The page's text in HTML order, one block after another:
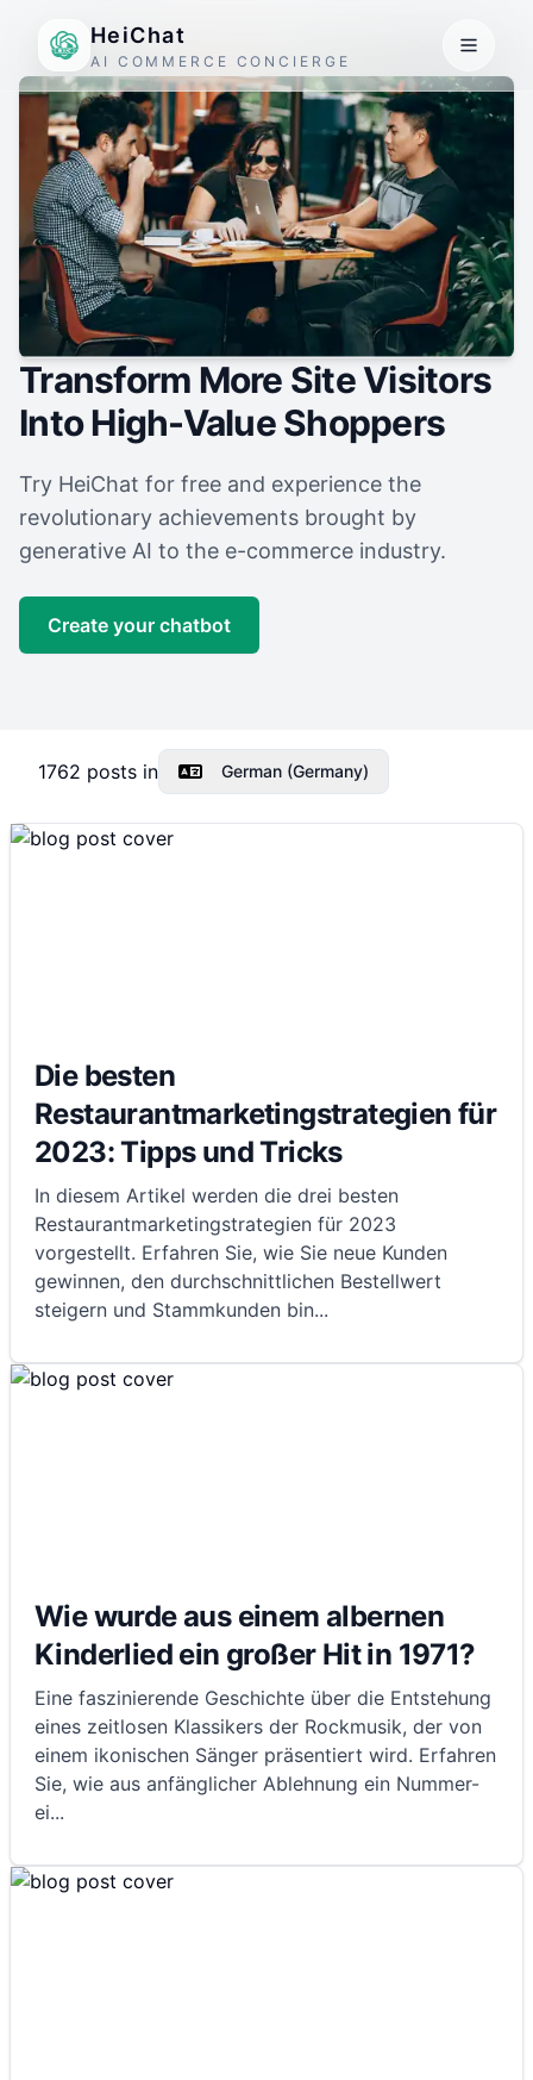
HeiChat
AI COMMERCE CONCIERGE
Transform More Site Visitors
Into High-Value Shoppers
Try HeiChat for free and experience the
revolutionary achievements brought by
generative AI to the e-commerce industry.
Create your chatbot
1762 posts in German (Germany)
Die besten
Restaurantmarketingstrategien für
2023: Tipps und Tricks
In diesem Artikel werden die drei besten
Restaurantmarketingstrategien für 2023
vorgestellt. Erfahren Sie, wie Sie neue Kunden
gewinnen, den durchschnittlichen Bestellwert
steigern und Stammkunden bin...
Wie wurde aus einem albernen
Kinderlied ein großer Hit in 1971?
Eine faszinierende Geschichte über die Entstehung
eines zeitlosen Klassikers der Rockmusik, der von
einem ikonischen Sänger präsentiert wird. Erfahren
Sie, wie aus anfänglicher Ablehnung ein Nummer-
ei...